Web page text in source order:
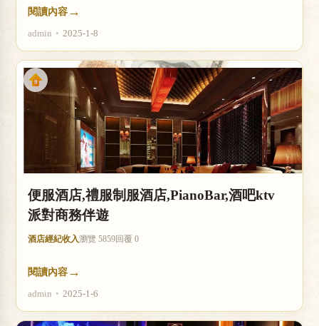
閱讀內容 →
admin • 2025-1-8
便服酒店,禮服制服酒店,PianoBar,酒吧ktv
派對商務伴遊
酒店經紀收入瀏覽 5859回覆 0
閱讀內容 →
admin • 2025-1-6